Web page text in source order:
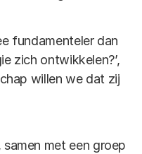
fundamenteler dan
zich ontwikkelen?’,
willen we dat zij
met een groep